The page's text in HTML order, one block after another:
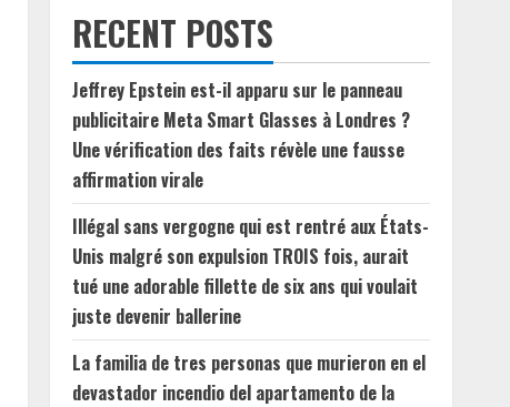
RECENT POSTS
Jeffrey Epstein est-il apparu sur le panneau
publicitaire Meta Smart Glasses à Londres ?
Une vérification des faits révèle une fausse
affirmation virale
Illégal sans vergogne qui est rentré aux États-
Unis malgré son expulsion TROIS fois, aurait
tué une adorable fillette de six ans qui voulait
juste devenir ballerine
La familia de tres personas que murieron en el
devastador incendio del apartamento de la